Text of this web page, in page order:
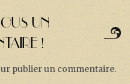
UN
!
publier un commentaire.